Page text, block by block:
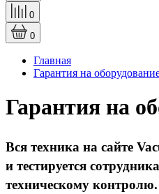
0
0
Главная
Гарантия на
Гарантия на
Вся техника на сайте
и тестируется
техническому